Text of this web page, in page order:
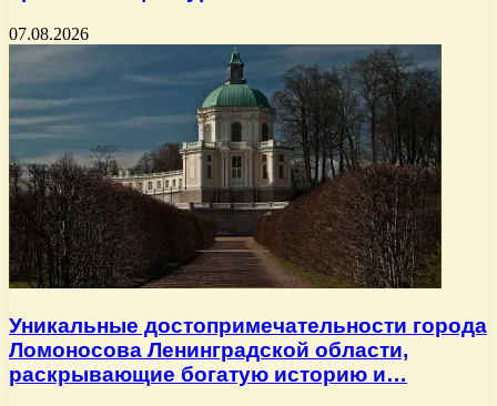
07.08.2026
Уникальные достопримечательности города
Ломоносова Ленинградской области,
раскрывающие богатую историю и…